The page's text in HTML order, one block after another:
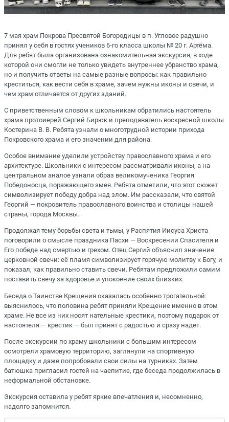
7 мая храм Покрова Пресвятой Богородицы в п. Угловое радушно
принял у себя в гостях учеников 6-го класса школы № 20 г. Артёма.
Для ребят была организована ознакомительная экскурсия, в ходе
которой они смогли не только увидеть внутреннее убранство храма,
но и получить ответы на самые разные вопросы: как правильно
креститься, как вести себя в храме, зачем нужны иконы и свечи, и
чем храм отличается от других зданий.
С приветственным словом к школьникам обратились настоятель
храма протоиерей Сергий Бирюк и преподаватель воскресной школы
Костерина В. В. Ребята узнали о многотрудной истории прихода
Покровского храма и его значении для района.
Особое внимание уделили устройству православного храма и его
архитектуре. Школьники с интересом рассматривали иконы, а на
центральном аналое узнали образ великомученика Георгия
Победоносца, поражающего змея. Ребята отметили, что этот сюжет
символизирует победу добра над злом. Им рассказали, что святой
Георгий — покровитель православного воинства и столицы нашей
страны, города Москвы.
Продолжая тему борьбы света и тьмы, у Распятия Иисуса Христа
поговорили о смысле праздника Пасхи — Воскресении Спасителя и
Его победе над смертью и грехом. Отец Сергий объяснил значение
церковной свечи: её пламя символизирует горячую молитву к Богу, и
показал, как правильно ставить свечи. Ребятам предложили самим
поставить свечу за здоровье и упокоение своих близких.
Беседа о Таинстве Крещения оказалась особенно трогательной:
выяснилось, что половина ребят приняли Крещение именно в этом
храме. Не все из них носят нательные крестики, поэтому подарок от
настоятеля — крестик — был принят с радостью и сразу надет.
После экскурсии по храму школьники с большим интересом
осмотрели храмовую территорию, заглянули на спортивную
площадку и даже попробовали свои силы на турниках. Затем
батюшка пригласил гостей на чаепитие, где беседа продолжилась в
неформальной обстановке.
Экскурсия оставила у ребят яркие впечатления и, несомненно,
надолго запомнится.